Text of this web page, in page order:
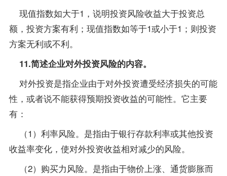
现值指数如大于1，说明投资风险收益大于投资总
额，投资方案有利；现值指数如等于1或小于1；则投资
方案无利或不利。
11.简述企业对外投资风险的内容。
对外投资是指企业由于对外投资遭受经济损失的可能
性，或者说不能获得预期投资收益的可能性。它主要
有：
（1）利率风险。是指由于银行存款利率或其他投资
收益率变化，使对外投资收益相对减少的风险。
（2）购买力风险。是指由于物价上涨、通货膨胀而